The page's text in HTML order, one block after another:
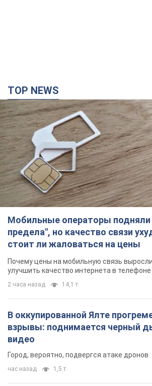
TOP NEWS
Мобильные операторы
предела", но качество связи
стоит ли жаловаться на цены
Почему цены на мобильную связь
улучшить качество интернета в телефоне
2 часа назад 14,1 т.
В оккупированной Ялте
взрывы: поднимается черный
видео
Город, вероятно, подвергся атаке дронов
час назад 1,5 т.